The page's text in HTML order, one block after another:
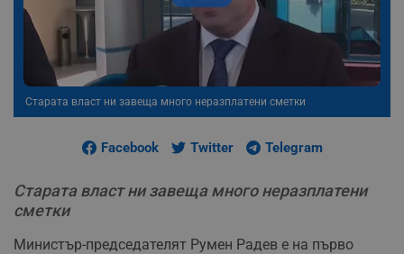
Старата власт ни завеща много неразплатени сметки
Facebook Twitter Telegram
Старата власт ни завеща много неразплатени
сметки
Министър-председателят Румен Радев е на първо